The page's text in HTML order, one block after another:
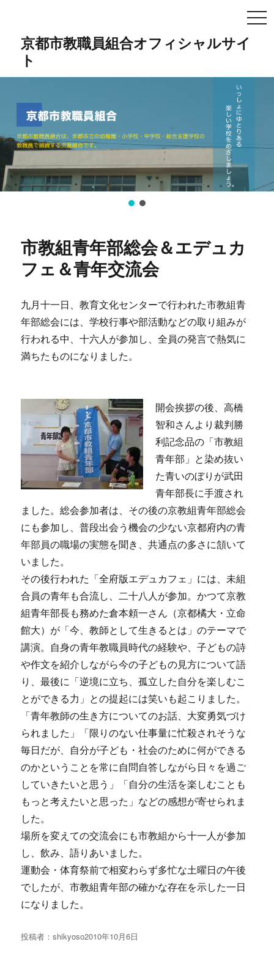
京都市教職員組合オフィシャルサイ
ト
市教組青年部総会＆エデュカ
フェ＆青年交流会
九月十一日、教育文化センターで行われた市教組青
年部総会には、学校行事や部活動などの取り組みが
行われる中、十六人が参加し、全員の発言で熱気に
満ちたものになりました。
開会挨拶の後、高橋
智和さんより裁判勝
利記念品の「市教組
青年部」と染め抜い
た青いのぼりが武田
青年部長に手渡され
ました。総会参加者は、その後の京教組青年部総会
にも参加し、普段出会う機会の少ない京都府内の青
年部員の職場の実態を聞き、共通点の多さに頷いて
いました。
その後行われた「全府版エデュカフェ」には、未組
合員の青年も合流し、二十八人が参加。かつて京教
組青年部長も務めた倉本頼一さん（京都橘大・立命
館大）が「今、教師として生きるとは」のテーマで
講演。自身の青年教職員時代の経験や、子どもの詩
や作文を紹介しながら今の子どもの見方について語
り、最後に「逆境に立ち、孤立した自分を楽しむこ
とができる力」との提起には笑いも起こりました。
「青年教師の生き方についてのお話、大変勇気づけ
られました」「限りのない仕事量に忙殺されそうな
毎日だが、自分が子ども・社会のために何ができる
のかということを常に自問自答しながら日々を過ご
していきたいと思う」「自分の生活を楽しむことも
もっと考えたいと思った」などの感想が寄せられま
した。
場所を変えての交流会にも市教組から十一人が参加
し、飲み、語りあいました。
運動会・体育祭前で相変わらず多忙な土曜日の午後
でしたが、市教組青年部の確かな存在を示した一日
になりました。
投稿者：shikyoso投
2010年10月6日